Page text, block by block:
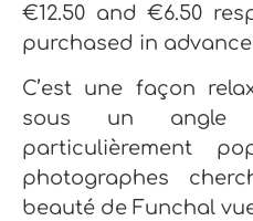
€12.50 and €6.50
purchased in
C’est une façon
sous un angle
particulièrement
photographes
beauté de Funchal